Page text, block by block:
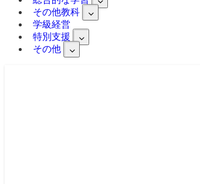
その他教科
学級経営
特別支援
その他